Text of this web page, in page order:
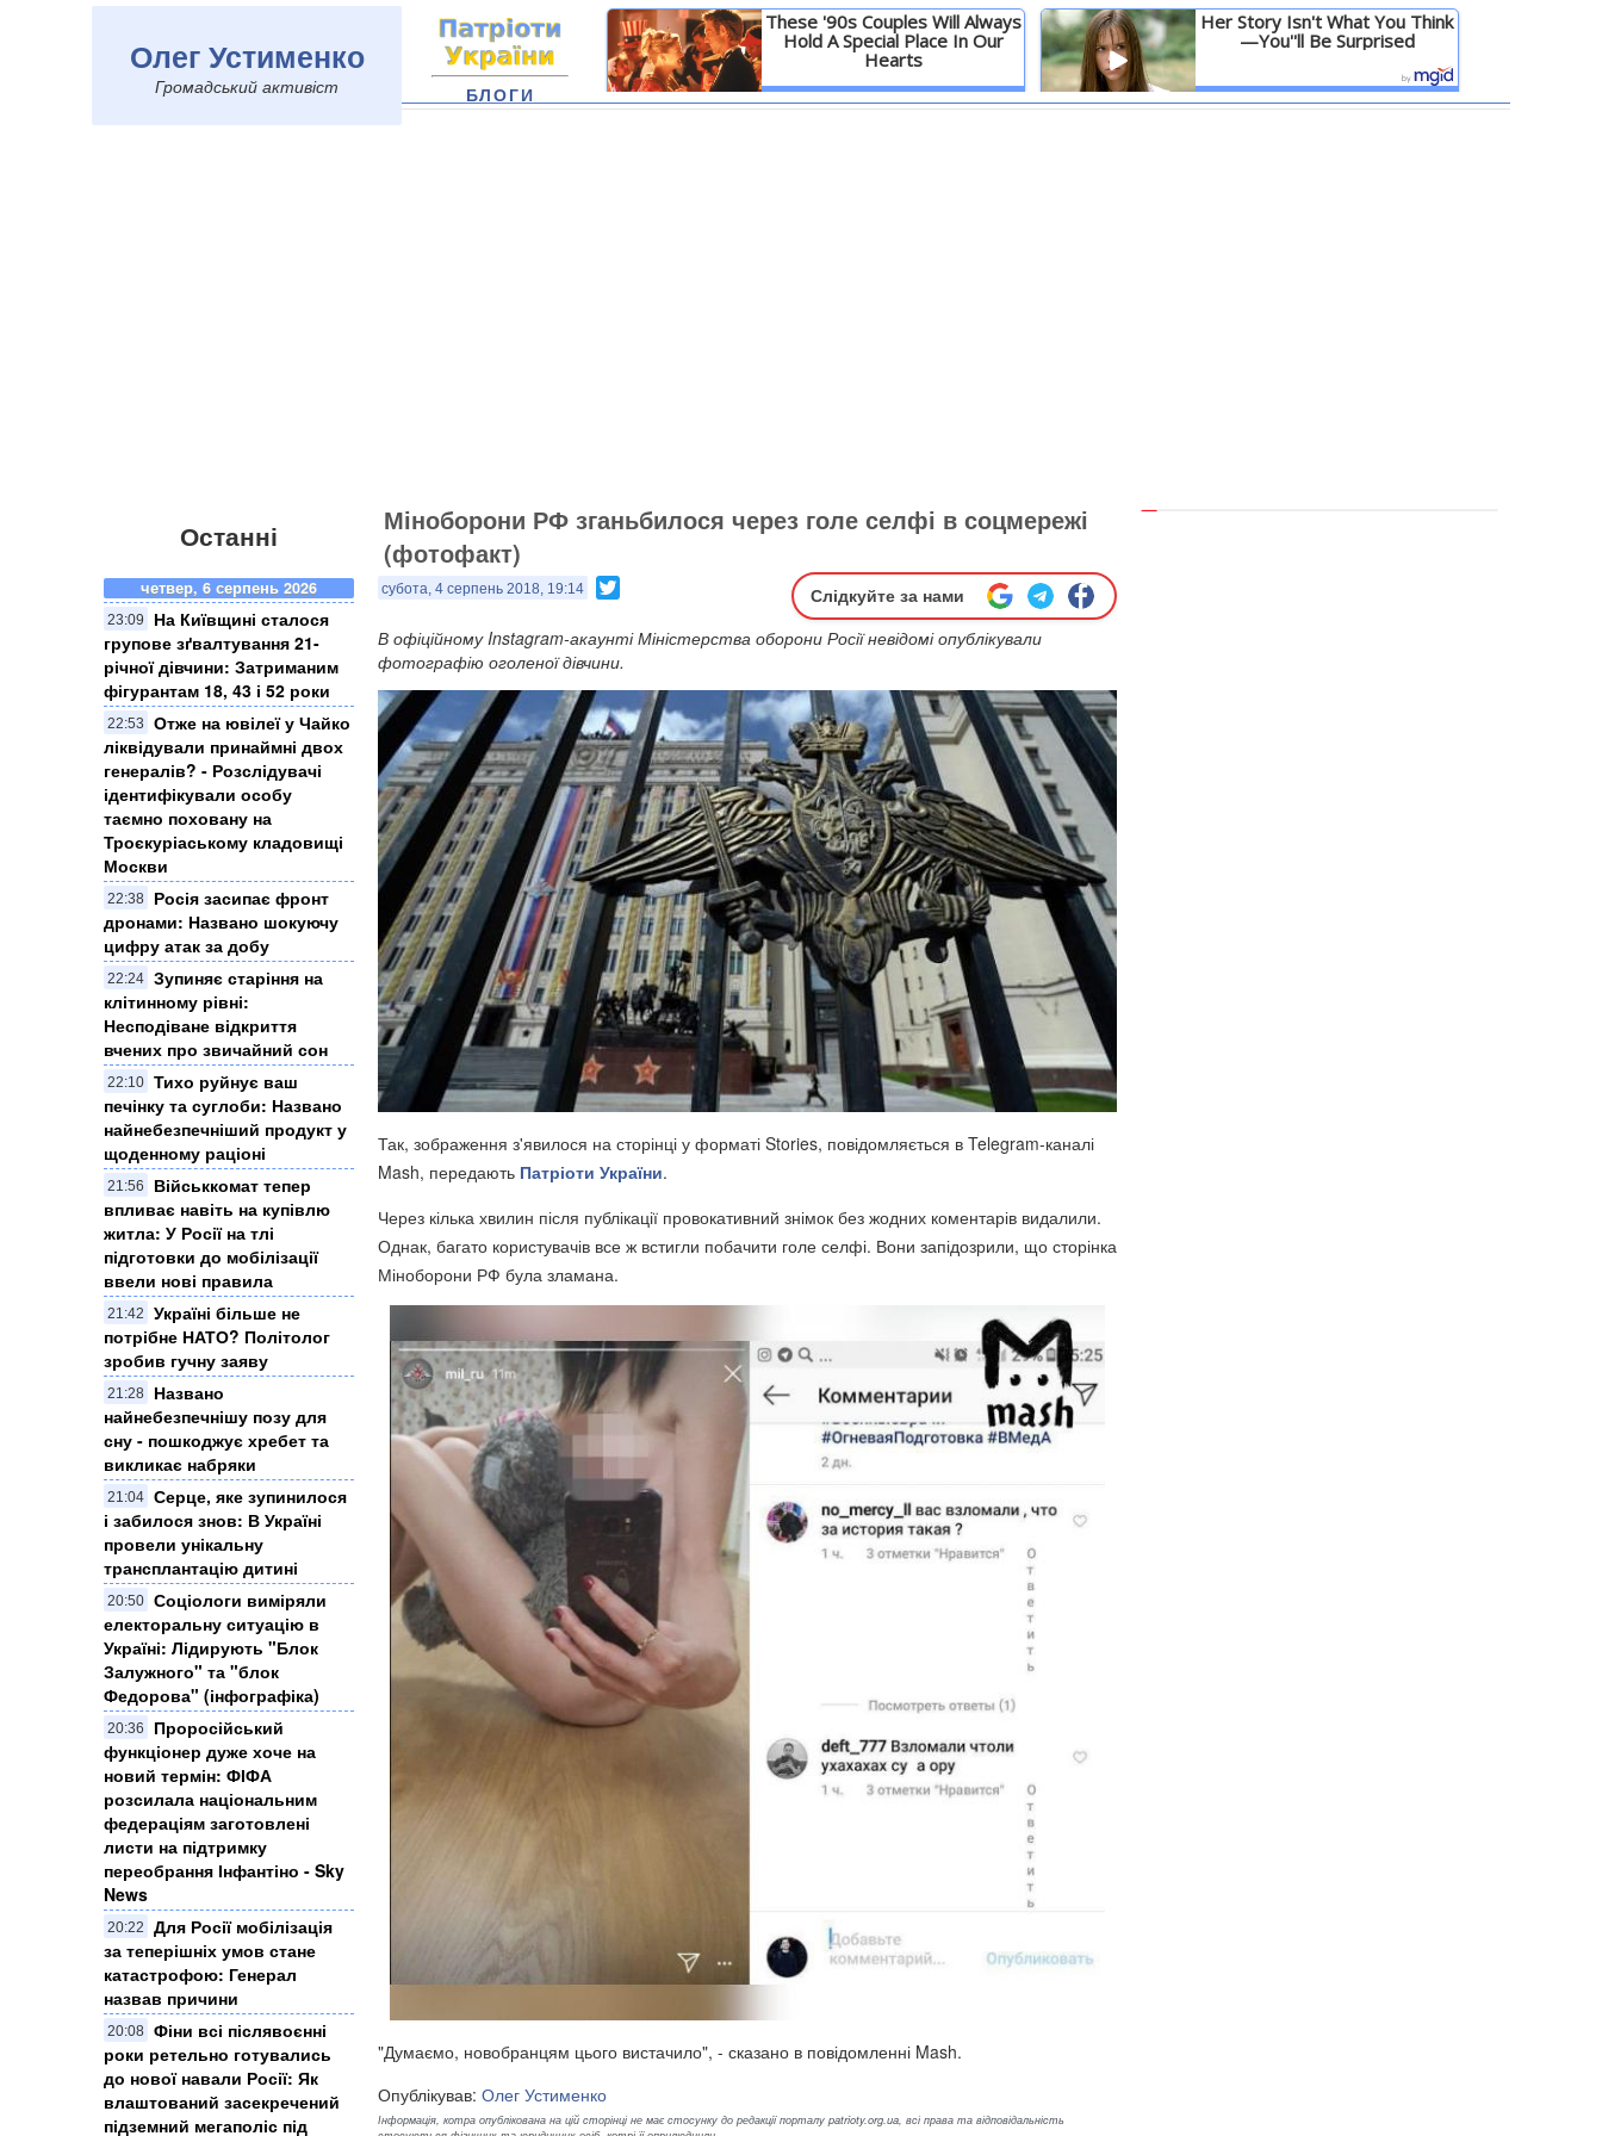
Олег Устименко
Громадський активіст
These '90s Couples Will Always
Hold A Special Place In Our
Hearts
Детальніше
Her Story Isn't What You Think
—You''ll Be Surprised
Детальніше
БЛОГИ
Останні
четвер, 6 серпень 2026
23:09
На Київщині сталося
групове зґвалтування 21-
річної дівчини: Затриманим
фігурантам 18, 43 і 52 роки
22:53
Отже на ювілеї у Чайко
ліквідували принаймні двох
генералів? - Розслідувачі
ідентифікували особу
таємно поховану на
Троєкуріаському кладовищі
Москви
22:38
Росія засипає фронт
дронами: Названо шокуючу
цифру атак за добу
22:24 Зупиняє старіння на
клітинному рівні:
Несподіване відкриття
вчених про звичайний сон
22:10 Тихо руйнує ваш
печінку та суглоби: Названо
найнебезпечніший продукт у
щоденному раціоні
21:56
Військкомат тепер
впливає навіть на купівлю
житла: У Росії на тлі
підготовки до мобілізації
ввели нові правила
21:42
Україні більше не
потрібне НАТО? Політолог
зробив гучну заяву
21:28
Названо
найнебезпечнішу позу для
сну - пошкоджує хребет та
викликає набряки
21:04 Серце, яке зупинилося
і забилося знов: В Україні
провели унікальну
трансплантацію дитині
20:50 Соціологи виміряли
електоральну ситуацію в
Україні: ​Лідирують "Блок
Залужного" та "блок
Федорова" (інфографіка)
20:36
Проросійський
функціонер дуже хоче на
новий термін: ФІФА
розсилала національним
федераціям заготовлені
листи на підтримку
переобрання Інфантіно - Sky
News
20:22
Для Росії мобілізація
за теперішніх умов стане
катастрофою: Генерал
назвав причини
20:08 Фіни всі післявоєнні
роки ретельно готувались
до нової навали Росії: Як
влаштований засекречений
підземний мегаполіс під
Міноборони РФ зганьбилося через голе селфі в соцмережі
(фотофакт)
субота, 4 серпень 2018, 19:14 Слідкуйте за нами
В офіційному Instagram-акаунті Міністерства оборони Росії невідомі опублікували
фотографію оголеної дівчини.
Так, зображення з'явилося на сторінці у форматі Stories, повідомляється в Telegram-каналі
Mash, передають Патріоти України.
Через кілька хвилин після публікації провокативний знімок без жодних коментарів видалили.
Однак, багато користувачів все ж встигли побачити голе селфі. Вони запідозрили, що сторінка
Міноборони РФ була зламана.
"Думаємо, новобранцям цього вистачило", - сказано в повідомленні Mash.
Опублікував: Олег Устименко
Інформація, котра опублікована на цій сторінці не має стосунку до редакції порталу patrioty.org.ua, всі права та відповідальність